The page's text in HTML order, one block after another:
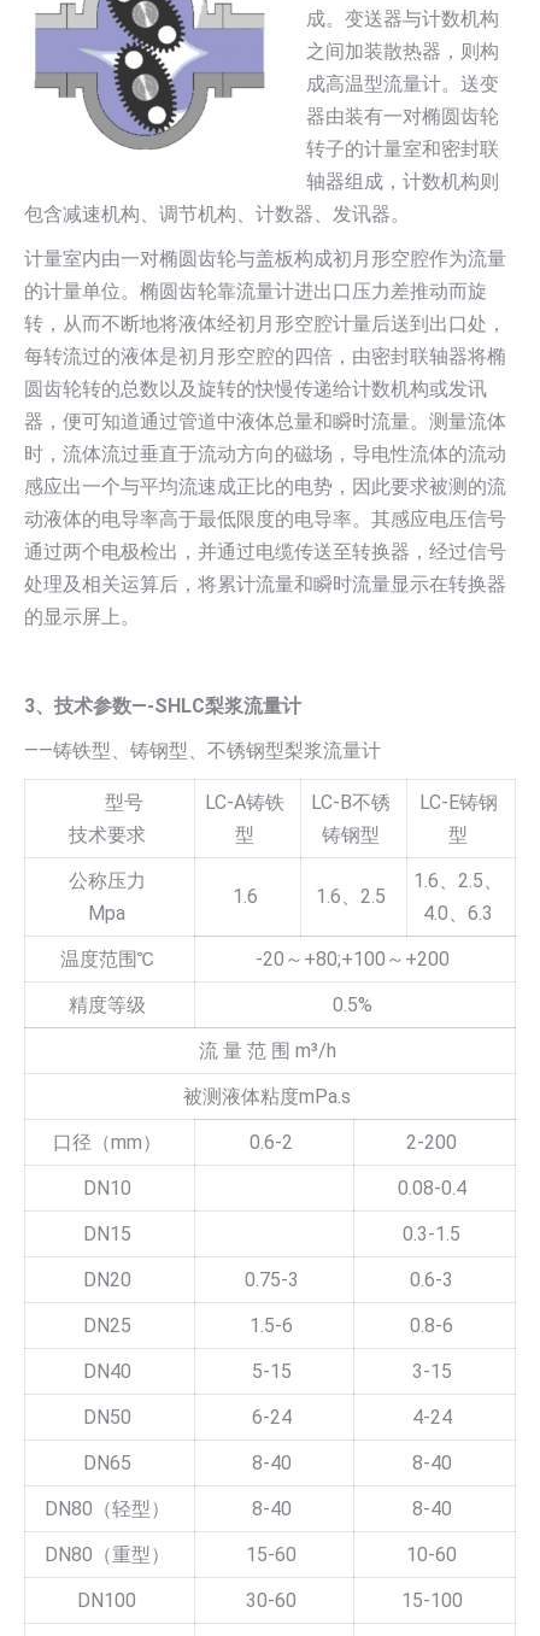
成。变送器与计数机构
之间加装散热器，则构
成高温型流量计。送变
器由装有一对椭圆齿轮
转子的计量室和密封联
轴器组成，计数机构则
包含减速机构、调节机构、计数器、发讯器。
计量室内由一对椭圆齿轮与盖板构成初月形空腔作为流量
的计量单位。椭圆齿轮靠流量计进出口压力差推动而旋
转，从而不断地将液体经初月形空腔计量后送到出口处，
每转流过的液体是初月形空腔的四倍，由密封联轴器将椭
圆齿轮转的总数以及旋转的快慢传递给计数机构或发讯
器，便可知道通过管道中液体总量和瞬时流量。测量流体
时，流体流过垂直于流动方向的磁场，导电性流体的流动
感应出一个与平均流速成正比的电势，因此要求被测的流
动液体的电导率高于最低限度的电导率。其感应电压信号
通过两个电极检出，并通过电缆传送至转换器，经过信号
处理及相关运算后，将累计流量和瞬时流量显示在转换器
的显示屏上。
3、技术参数—-SHLC梨浆流量计
——铸铁型、铸钢型、不锈钢型梨浆流量计
型号
技术要求
LC-A铸铁
型
LC-B不锈
铸钢型
LC-E铸钢
型
公称压力
Mpa
1.6 1.6、2.5
1.6、2.5、
4.0、6.3
温度范围℃
-20～+80;+100～+200
精度等级
0.5%
流 量 范 围 m³/h
被测液体粘度mPa.s
口径（mm）
0.6-2
2-200
DN10
0.08-0.4
DN15
0.3-1.5
DN20
0.75-3
0.6-3
DN25
1.5-6
0.8-6
DN40
5-15
3-15
DN50
6-24
4-24
DN65
8-40
8-40
DN80（轻型）
8-40
8-40
DN80（重型）
15-60
10-60
DN100
30-60
15-100